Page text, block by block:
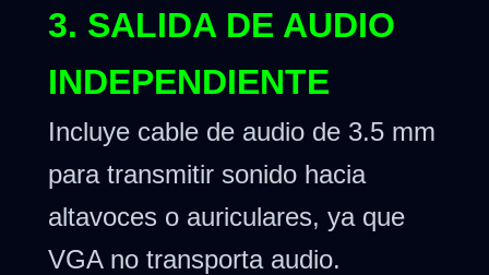
3. SALIDA DE AUDIO
INDEPENDIENTE
Incluye cable de audio de 3.5 mm
para transmitir sonido hacia
altavoces o auriculares, ya que
VGA no transporta audio.